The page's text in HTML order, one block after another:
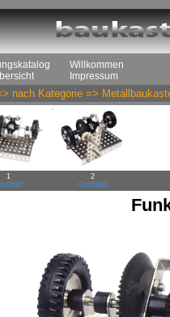
Willkommen
Impressum
nach Kategorie =>
1
2
Großbild